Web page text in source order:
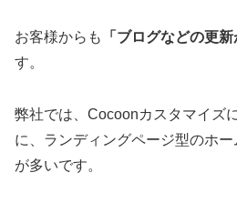
お客様からも 「ブログなどの更新
す。
弊社では、Cocoonカスタマイズ
に、ランディングページ型のホ
が多いです。